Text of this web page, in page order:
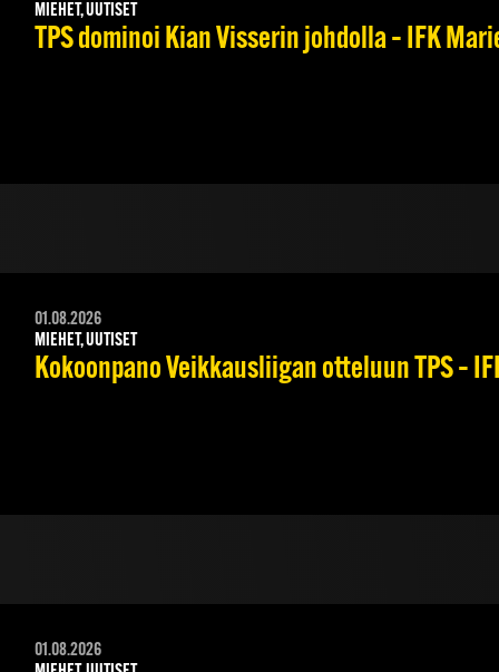
MIEHET, UUTISET
TPS dominoi Kian Visserin johdolla – IFK
01.08.2026
MIEHET, UUTISET
Kokoonpano Veikkausliigan otteluun TPS –
01.08.2026